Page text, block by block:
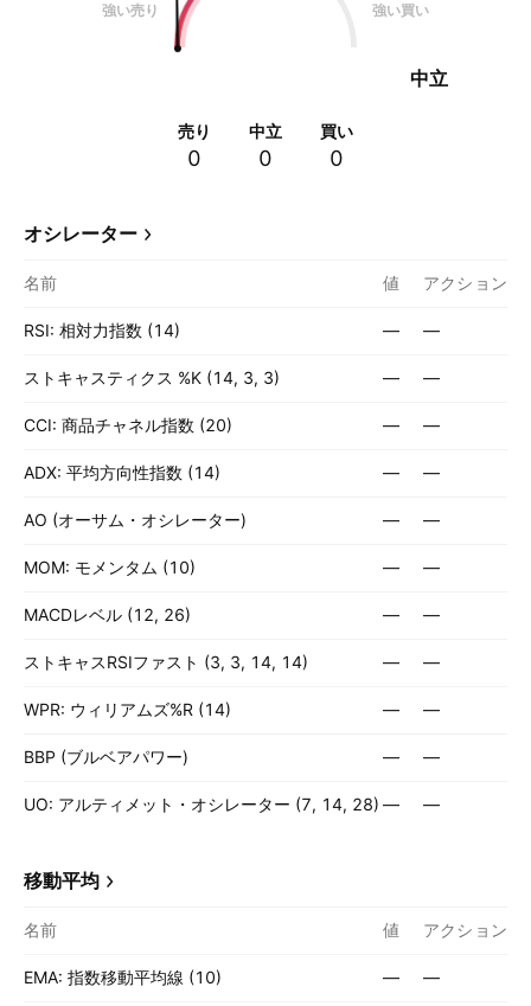
強い売り 強い買い
中立
売り
0
中立
0
買い
0
オシレーター
名前 値 アクション
RSI: 相対力指数 (14) — —
ストキャスティクス %K (14, 3, 3) — —
CCI: 商品チャネル指数 (20) — —
ADX: 平均方向性指数 (14) — —
AO (オーサム・オシレーター) — —
MOM: モメンタム (10) — —
MACDレベル (12, 26) — —
ストキャスRSIファスト (3, 3, 14, 14) — —
WPR: ウィリアムズ%R (14) — —
BBP (ブルベアパワー) — —
UO: アルティメット・オシレーター (7, 14, 28) — —
移動平均
名前 値 アクション
EMA: 指数移動平均線 (10) — —